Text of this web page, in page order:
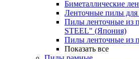
Биметаллические
Ленточные пилы для
Пилы ленточные из
STEEL" (Япония)
Пилы ленточные из
Показать все